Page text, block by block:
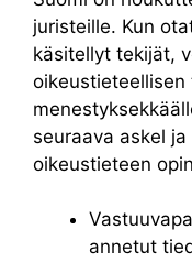
juristeille. Kun
käsitellyt tekijät,
seuraava askel
oikeustieteen
annetut